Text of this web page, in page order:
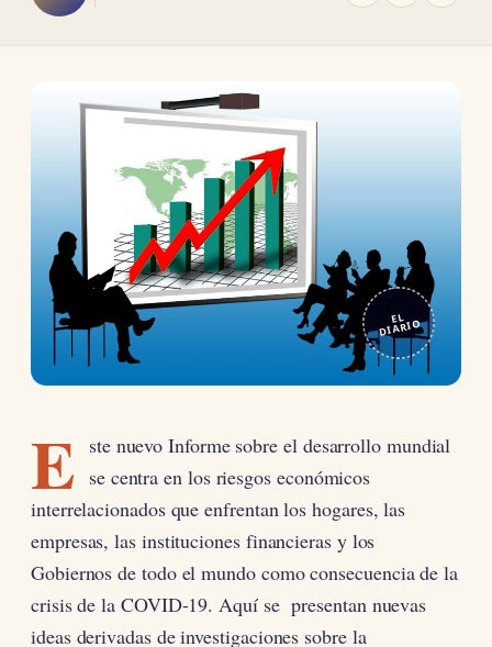
EL
DIARIO
E
ste nuevo Informe sobre el desarrollo mundial
se centra en los riesgos económicos
interrelacionados que enfrentan los hogares, las
empresas, las instituciones financieras y los
Gobiernos de todo el mundo como consecuencia de la
crisis de la COVID-19. Aquí se presentan nuevas
ideas derivadas de investigaciones sobre la